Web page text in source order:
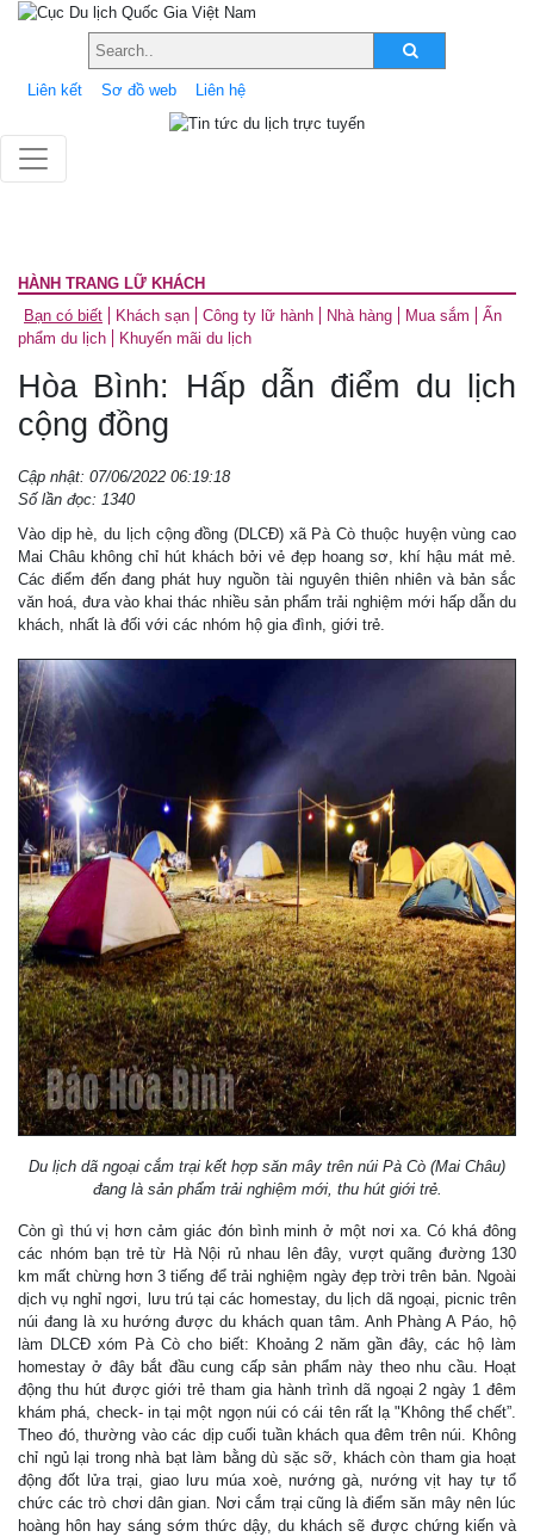
Liên kết Sơ đồ web Liên hệ
HÀNH TRANG LỮ KHÁCH
Bạn có biết
Khách sạn Công ty lữ hành Nhà hàng Mua sắm
Ấn
phẩm du lịch
Khuyến mãi du lịch
Hòa Bình: Hấp dẫn điểm du lịch
cộng đồng
Cập nhật: 07/06/2022 06:19:18
Số lần đọc: 1340
Vào dịp hè, du lịch cộng đồng (DLCĐ) xã Pà Cò thuộc huyện vùng cao
Mai Châu không chỉ hút khách bởi vẻ đẹp hoang sơ, khí hậu mát mẻ.
Các điểm đến đang phát huy nguồn tài nguyên thiên nhiên và bản sắc
văn hoá, đưa vào khai thác nhiều sản phẩm trải nghiệm mới hấp dẫn du
khách, nhất là đối với các nhóm hộ gia đình, giới trẻ.
Du lịch dã ngoại cắm trại kết hợp săn mây trên núi Pà Cò (Mai Châu)
đang là sản phẩm trải nghiệm mới, thu hút giới trẻ.
Còn gì thú vị hơn cảm giác đón bình minh ở một nơi xa. Có khá đông
các nhóm bạn trẻ từ Hà Nội rủ nhau lên đây, vượt quãng đường 130
km mất chừng hơn 3 tiếng để trải nghiệm ngày đẹp trời trên bản. Ngoài
dịch vụ nghỉ ngơi, lưu trú tại các homestay, du lịch dã ngoại, picnic trên
núi đang là xu hướng được du khách quan tâm. Anh Phàng A Páo, hộ
làm DLCĐ xóm Pà Cò cho biết: Khoảng 2 năm gần đây, các hộ làm
homestay ở đây bắt đầu cung cấp sản phẩm này theo nhu cầu. Hoạt
động thu hút được giới trẻ tham gia hành trình dã ngoại 2 ngày 1 đêm
khám phá, check- in tại một ngọn núi có cái tên rất lạ "Không thể chết”.
Theo đó, thường vào các dịp cuối tuần khách qua đêm trên núi. Không
chỉ ngủ lại trong nhà bạt làm bằng dù sặc sỡ, khách còn tham gia hoạt
động đốt lửa trại, giao lưu múa xoè, nướng gà, nướng vịt hay tự tổ
chức các trò chơi dân gian. Nơi cắm trại cũng là điểm săn mây nên lúc
hoàng hôn hay sáng sớm thức dậy, du khách sẽ được chứng kiến và